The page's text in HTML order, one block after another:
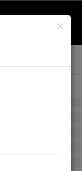
×
ตน
นักในภพนั้น